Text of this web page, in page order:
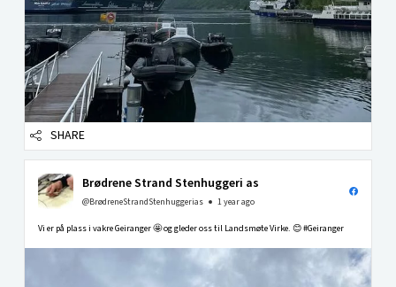
SHARE
Brødrene Strand Stenhuggeri as
@BrødreneStrandStenhuggerias 1 year ago
Vi er på plass i vakre Geiranger 🤩 og gleder oss til Landsmøte Virke. 😊 #Geiranger